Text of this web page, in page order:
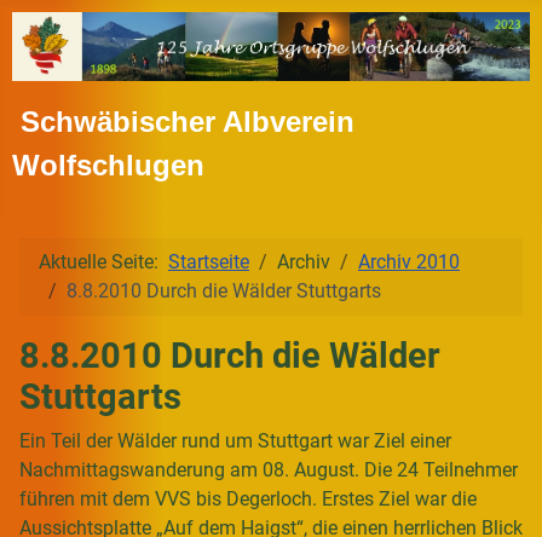
Schwäbischer Albverein
Wolfschlugen
Aktuelle Seite: Startseite Archiv
Archiv 2010
8.8.2010 Durch die Wälder Stuttgarts
8.8.2010 Durch die Wälder
Stuttgarts
Ein Teil der Wälder rund um Stuttgart war Ziel einer
Nachmittagswanderung am 08. August. Die 24 Teilnehmer
führen mit dem VVS bis Degerloch. Erstes Ziel war die
Aussichtsplatte „Auf dem Haigst“, die einen herrlichen Blick